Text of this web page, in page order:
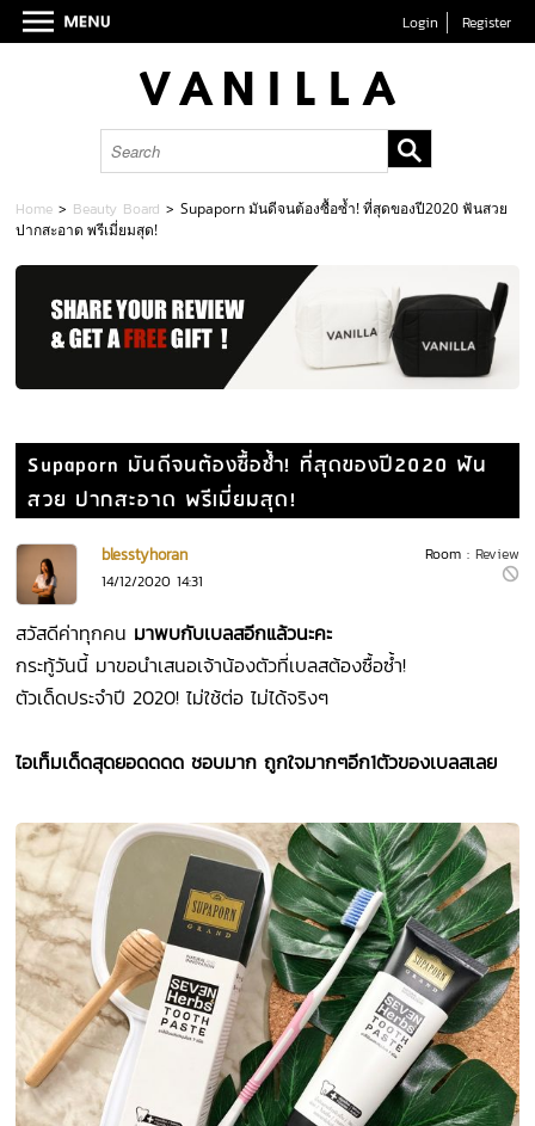
Login Register
Home > Beauty Board >Supaporn มันดีจนต้องซื้อซ้ำ! ที่สุดของปี2020 ฟันสวย
ปากสะอาด พรีเมี่ยมสุด!
Supaporn มันดีจนต้องซื้อซ้ำ! ที่สุดของปี2020 ฟัน
สวย ปากสะอาด พรีเมี่ยมสุด!
Room : Review
blesstyhoran
14/12/2020 14:31
สวัสดีค่าทุกคน มาพบกับเบลสอีกแล้วนะคะ
กระทู้วันนี้ มาขอนำเสนอเจ้าน้องตัวที่เบลสต้องซื้อซ้ำ!
ตัวเด็ดประจำปี 2020! ไม่ใช้ต่อ ไม่ได้จริงๆ
ไอเท็มเด็ดสุดยอดดดด ชอบมาก ถูกใจมากๆอีก1ตัวของเบลสเลย